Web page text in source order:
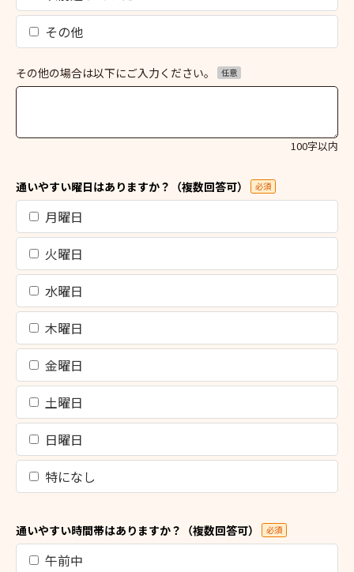
その他
その他の場合は以下にご入力ください。 任意
100字以内
通いやすい曜日はありますか？（複数回答可） 必須
月曜日
火曜日
水曜日
木曜日
金曜日
土曜日
日曜日
特になし
通いやすい時間帯はありますか？（複数回答可） 必須
午前中